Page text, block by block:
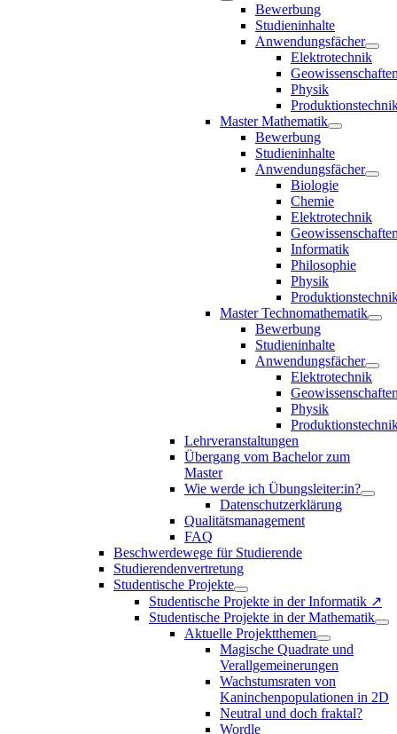
Bewerbung
Studieninhalte
Anwendungsfächer
Elektrotechnik
Physik
Master Mathematik
Bewerbung
Studieninhalte
Anwendungsfächer
Biologie
Chemie
Elektrotechnik
Informatik
Philosophie
Physik
Master Technomathematik
Bewerbung
Studieninhalte
Anwendungsfächer
Elektrotechnik
Physik
Lehrveranstaltungen
Übergang vom Bachelor zum
Master
Wie werde ich Übungsleiter:in?
Datenschutzerklärung
Qualitätsmanagement
FAQ
Beschwerdewege für Studierende
Studierendenvertretung
Studentische Projekte
Studentische Projekte in der Informatik ↗
Studentische Projekte in der Mathematik
Aktuelle Projektthemen
Magische Quadrate und
Verallgemeinerungen
Wachstumsraten von
Kaninchenpopulationen in 2D
Neutral und doch fraktal?
Wordle